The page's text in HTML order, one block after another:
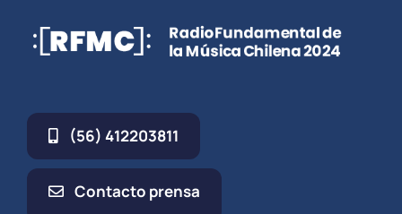
(56) 412203811
Contacto prensa